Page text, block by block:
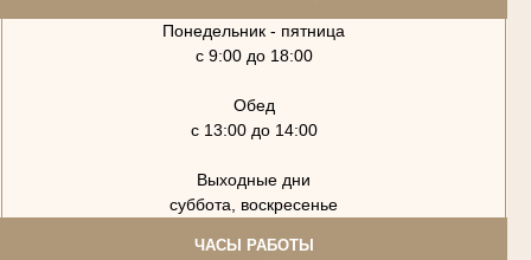
Понедельник - пятница
с 9:00 до 18:00
Обед
с 13:00 до 14:00
Выходные дни
суббота, воскресенье
ЧАСЫ РАБОТЫ